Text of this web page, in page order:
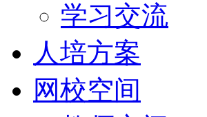
学习交流
人培方案
网校空间